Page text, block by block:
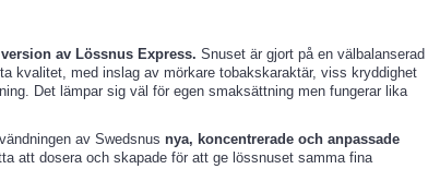
av Lössnus Express. Snuset är gjort på en välbalanserad
kvalitet, med inslag av mörkare tobakskaraktär, viss kryddighet
Det lämpar sig väl för egen smaksättning men fungerar lika
av Swedsnus nya, koncentrerade och anpassade
att dosera och skapade för att ge lössnuset samma fina